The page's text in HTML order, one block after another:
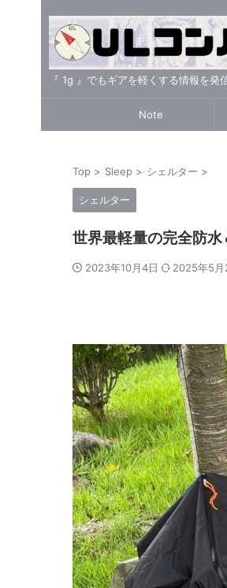
『 1g 』でもギアを軽くする情報を発
Note
Top > Sleep > シェルター >
シェルター
世界最軽量の完全防
2023年10月4日 2025年5月